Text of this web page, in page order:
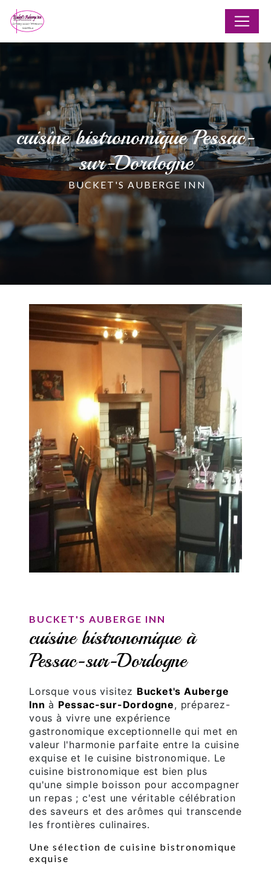
cuisine bistronomique Pessac-
sur-Dordogne
BUCKET'S AUBERGE INN
BUCKET'S AUBERGE INN
cuisine bistronomique à
Pessac-sur-Dordogne
Lorsque vous visitez Bucket's Auberge
Inn à Pessac-sur-Dordogne, préparez-
vous à vivre une expérience
gastronomique exceptionnelle qui met en
valeur l'harmonie parfaite entre la cuisine
exquise et le cuisine bistronomique. Le
cuisine bistronomique est bien plus
qu'une simple boisson pour accompagner
un repas ; c'est une véritable célébration
des saveurs et des arômes qui transcende
les frontières culinaires.
Une sélection de cuisine bistronomique
exquise
Panneau de gestion des cookies